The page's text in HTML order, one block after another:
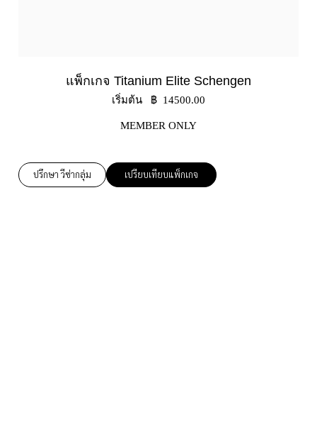
แพ็กเกจ Titanium Elite Schengen
เริ่มต้น ฿ 14500.00
MEMBER ONLY
ปรึกษา วีซ่ากลุ่ม เปรียบเทียบแพ็กเกจ